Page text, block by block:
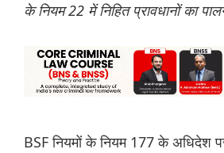
के नियम 22 में निहित प्रावधानों का
BSF नियमों के नियम 177 के अधिदेश